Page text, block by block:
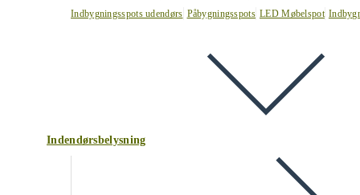
Indbygningsspots udendørs Påbygningsspots LED Møbelspot
Indendørsbelysning